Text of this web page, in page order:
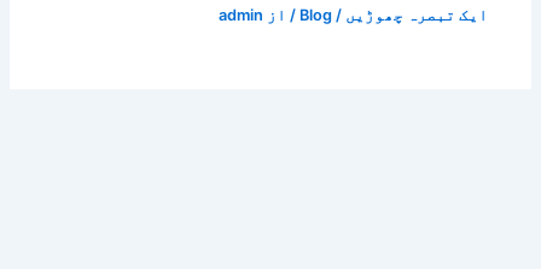
ایک تبصرہ چھوڑیں /
Blog / از admin